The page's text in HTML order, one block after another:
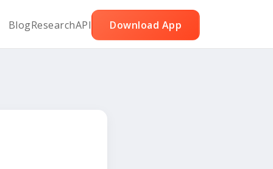
BlogResearchAPI Download App